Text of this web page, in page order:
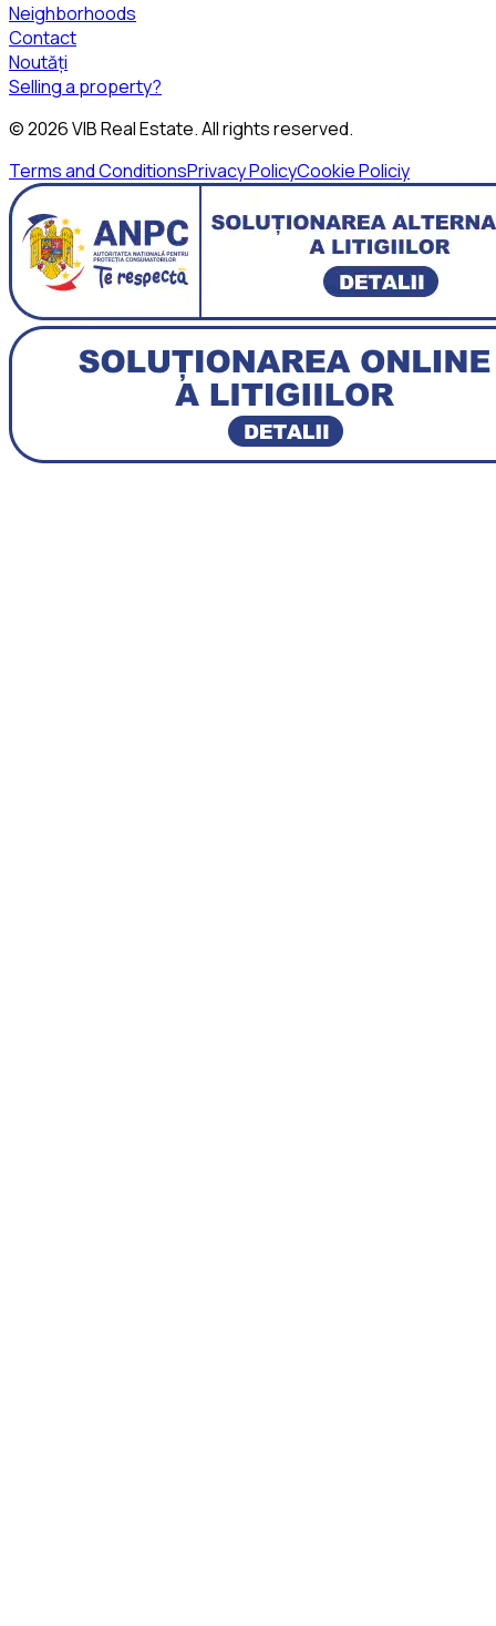
Neighborhoods
Contact
Noutăți
Selling a property?
©2026VIB Real Estate. All rights reserved.
Terms and ConditionsPrivacy PolicyCookie Policiy